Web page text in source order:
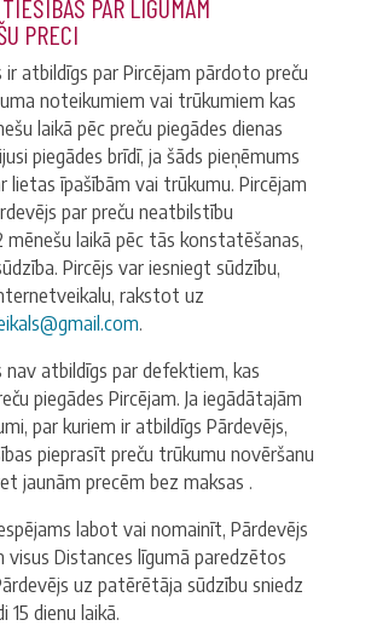
PAR LĪGUMAM
PRECI
atbildīgs par Pircējam pārdoto preču
noteikumiem vai trūkumiem kas
laikā pēc preču piegādes dienas
piegādes brīdī, ja šāds pieņēmums
lietas īpašībām vai trūkumu. Pircējam
par preču neatbilstību
mēnešu laikā pēc tās konstatēšanas,
Pircējs var iesniegt sūdzību,
rakstot uz
.
atbildīgs par defektiem, kas
piegādes Pircējam. Ja iegādātajām
par kuriem ir atbildīgs Pārdevējs,
pieprasīt preču trūkumu novēršanu
jaunām precēm bez maksas .
labot vai nomainīt, Pārdevējs
visus Distances līgumā paredzētos
uz patērētāja sūdzību sniedz
15 dienu laikā.